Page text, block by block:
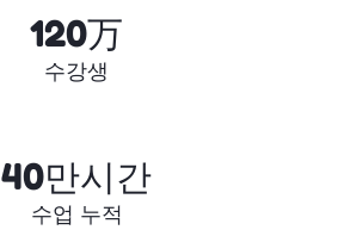
120万
수강생
40만시간
수업 누적